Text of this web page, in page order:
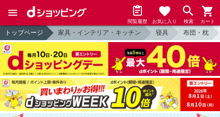
閲覧履歴 お気に入り 検索 カート
トップページ 家具・インテリア・キッチン 寝具 布団・枕